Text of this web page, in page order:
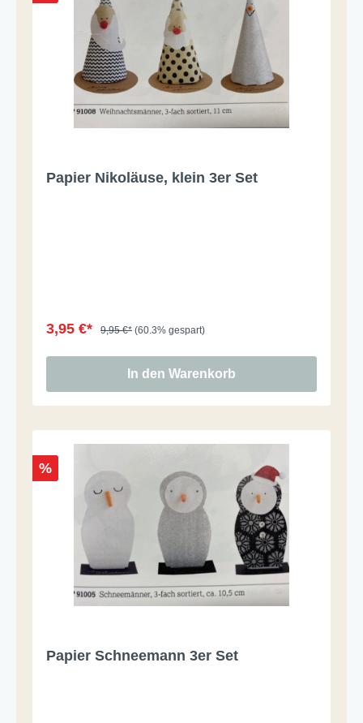
Papier Nikoläuse, klein 3er Set
3,95 €* 9,95 €* (60.3% gespart)
In den Warenkorb
%
Papier Schneemann 3er Set